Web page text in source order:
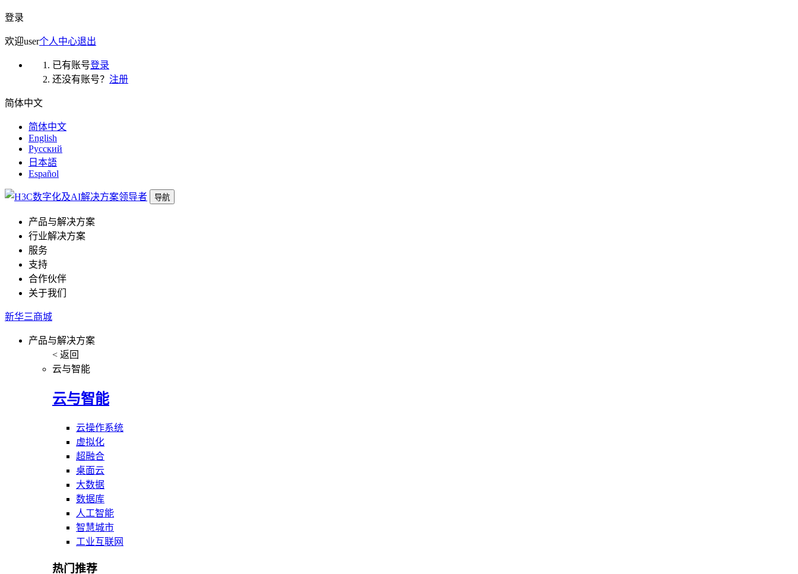
登录
欢迎user个人中心退出
已有账号登录
还没有账号？ 注册
简体中文
简体中文
English
Русский
日本語
Español
导航
产品与解决方案
行业解决方案
服务
支持
合作伙伴
关于我们
新华三商城
产品与解决方案
< 返回
云与智能
云与智能
云操作系统
虚拟化
超融合
桌面云
大数据
数据库
人工智能
智慧城市
工业互联网
热门推荐